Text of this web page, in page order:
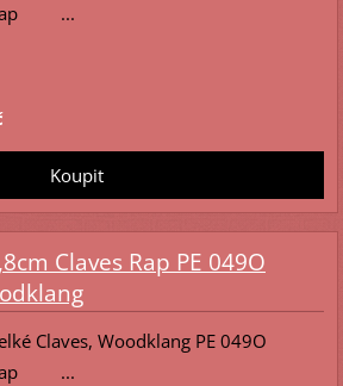
...
Claves Rap PE 049O
Claves, Woodklang PE 049O
...